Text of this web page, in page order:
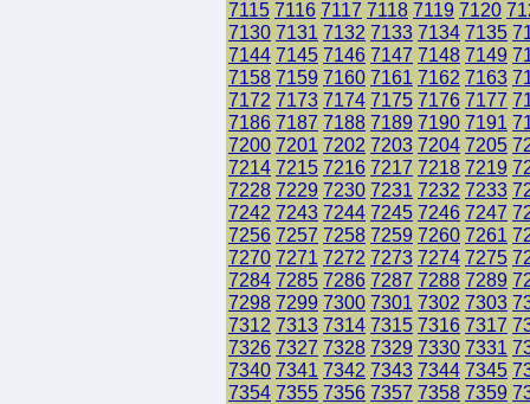
7115 7116 7117 7118 7119 7120
7130 7131 7132 7133 7134 7135
7144 7145 7146 7147 7148 7149
7158 7159 7160 7161 7162 7163
7172 7173 7174 7175 7176 7177
7186 7187 7188 7189 7190 7191
7200 7201 7202 7203 7204 7205
7214 7215 7216 7217 7218 7219
7228 7229 7230 7231 7232 7233
7242 7243 7244 7245 7246 7247
7256 7257 7258 7259 7260 7261
7270 7271 7272 7273 7274 7275
7284 7285 7286 7287 7288 7289
7298 7299 7300 7301 7302 7303
7312 7313 7314 7315 7316 7317
7326 7327 7328 7329 7330 7331
7340 7341 7342 7343 7344 7345
7354 7355 7356 7357 7358 7359